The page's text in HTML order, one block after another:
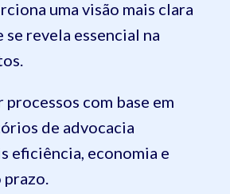
uma visão mais clara
se revela essencial na
com base em
de advocacia
eficiência, economia e